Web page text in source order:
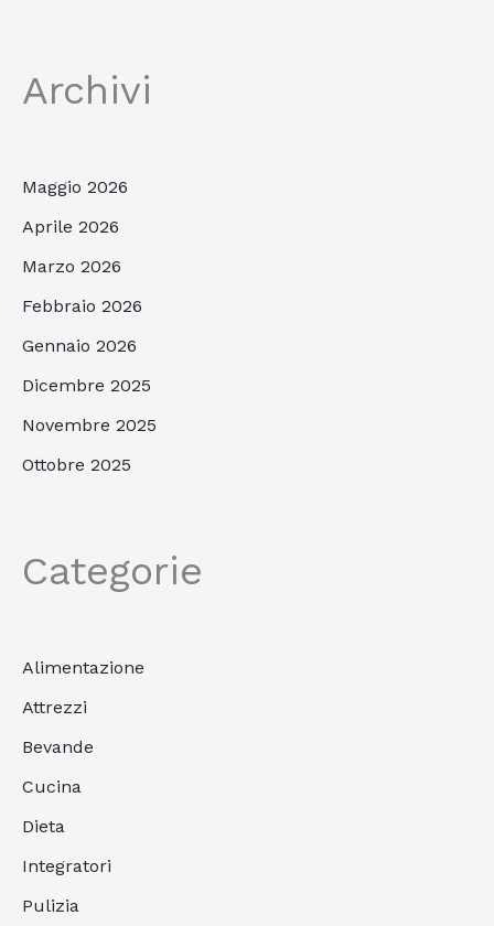
Archivi
Maggio 2026
Aprile 2026
Marzo 2026
Febbraio 2026
Gennaio 2026
Dicembre 2025
Novembre 2025
Ottobre 2025
Categorie
Alimentazione
Attrezzi
Bevande
Cucina
Dieta
Integratori
Pulizia